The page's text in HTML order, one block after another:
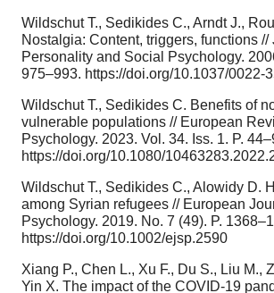
Wildschut T., Sedikides C., Arndt J.,
Nostalgia: Content, triggers, functions //
Personality and Social Psychology.
975–993. https://doi.org/10.1037/0022-
Wildschut T., Sedikides C. Benefits of
vulnerable populations // European
Psychology. 2023. Vol. 34. Iss. 1. P.
https://doi.org/10.1080/
Wildschut T., Sedikides C., Alowidy D.
among Syrian refugees // European
Psychology. 2019. No. 7 (49). P.
https://doi.org/10.1002/ejsp.2590
Xiang P., Chen L., Xu F., Du S., Liu M.,
Yin X. The impact of the COVID-19